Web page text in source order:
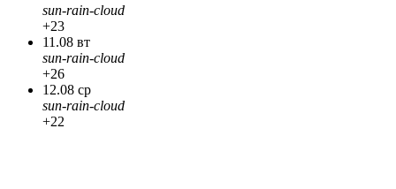
sun-rain-cloud
+23
11.08 вт
sun-rain-cloud
+26
12.08 ср
sun-rain-cloud
+22